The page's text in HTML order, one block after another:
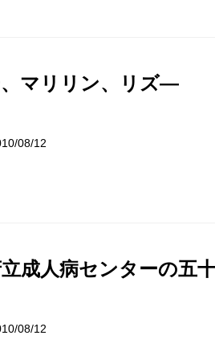
マリリン、リズ―
08/12
成人病センターの五
08/12